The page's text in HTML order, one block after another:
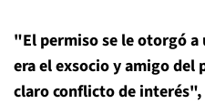
"El permiso se le otorgó
era el exsocio y amigo del
claro conflicto de